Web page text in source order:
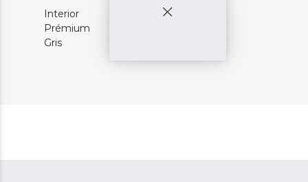
Interior
Prémium
Gris